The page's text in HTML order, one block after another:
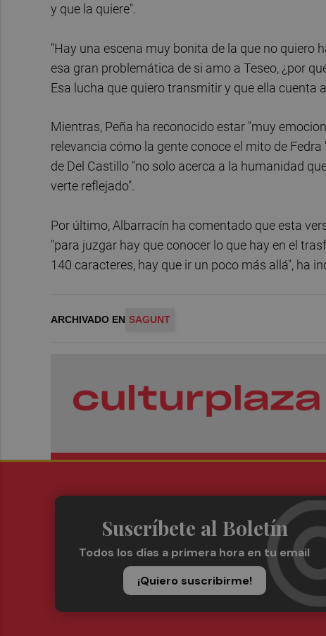
y que la quiere".
"Hay una escena muy bonita de la que no quiero
esa gran problemática de si amo a Teseo, ¿por
Esa lucha que quiero transmitir y que ella cuenta
Mientras, Peña ha reconocido estar "muy
relevancia cómo la gente conoce el mito de
de Del Castillo "no solo acerca a la humanidad
verte reflejado".
Por último, Albarracín ha comentado que esta
"para juzgar hay que conocer lo que hay en el
140 caracteres, hay que ir un poco más allá", ha
ARCHIVADO EN SAGUNT
Suscríbete al Boletín
Todos los días a primera hora en tu email
¡Quiero suscribirme!